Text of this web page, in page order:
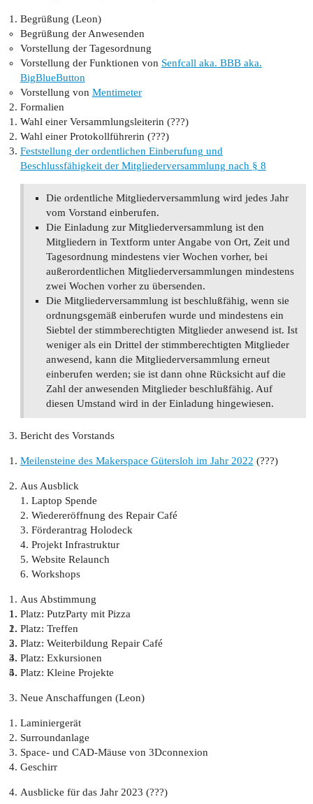
Begrüßung (Leon)
Begrüßung der Anwesenden
Vorstellung der Tagesordnung
Vorstellung der Funktionen von Senfcall aka. BBB aka.
BigBlueButton
Vorstellung von Mentimeter
Formalien
Wahl einer Versammlungsleiterin (???)
Wahl einer Protokollführerin (???)
Feststellung der ordentlichen Einberufung und
Beschlussfähigkeit der Mitgliederversammlung nach § 8
Die ordentliche Mitgliederversammlung wird jedes Jahr
vom Vorstand einberufen.
Die Einladung zur Mitgliederversammlung ist den
Mitgliedern in Textform unter Angabe von Ort, Zeit und
Tagesordnung mindestens vier Wochen vorher, bei
außerordentlichen Mitgliederversammlungen mindestens
zwei Wochen vorher zu übersenden.
Die Mitgliederversammlung ist beschlußfähig, wenn sie
ordnungsgemäß einberufen wurde und mindestens ein
Siebtel der stimmberechtigten Mitglieder anwesend ist. Ist
weniger als ein Drittel der stimmberechtigten Mitglieder
anwesend, kann die Mitgliederversammlung erneut
einberufen werden; sie ist dann ohne Rücksicht auf die
Zahl der anwesenden Mitglieder beschlußfähig. Auf
diesen Umstand wird in der Einladung hingewiesen.
Bericht des Vorstands
Meilensteine des Makerspace Gütersloh im Jahr 2022 (???)
Aus Ausblick
1. Laptop Spende
2. Wiedereröffnung des Repair Café
3. Förderantrag Holodeck
4. Projekt Infrastruktur
5. Website Relaunch
6. Workshops
Aus Abstimmung
Platz: PutzParty mit Pizza
Platz: Treffen
Platz: Weiterbildung Repair Café
Platz: Exkursionen
Platz: Kleine Projekte
Neue Anschaffungen (Leon)
Laminiergerät
Surroundanlage
Space- und CAD-Mäuse von 3Dconnexion
Geschirr
Ausblicke für das Jahr 2023 (???)